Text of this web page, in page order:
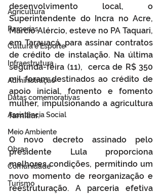
Agricultura
Parcerias
Cultura e Esporte
Infraestrutura
Administração
Datas comemorativas
Assistência Social
Meio Ambiente
Obras
Comunidade
Turismo
desenvolvimento local, o
Superintendente do Incra no Acre,
Márcio Alércio, esteve no PA Taquari,
em Tarauacá, para assinar contratos
de crédito de instalação. Na última
segunda-feira (11),  cerca de R$ 350
mil foram destinados ao crédito de
apoio inicial, fomento e fomento
mulher, impulsionando a agricultura
familiar.
O novo decreto assinado pelo
presidente Lula proporciona
melhores condições, permitindo um
novo momento de reorganização e
reestruturação. A parceria efetiva